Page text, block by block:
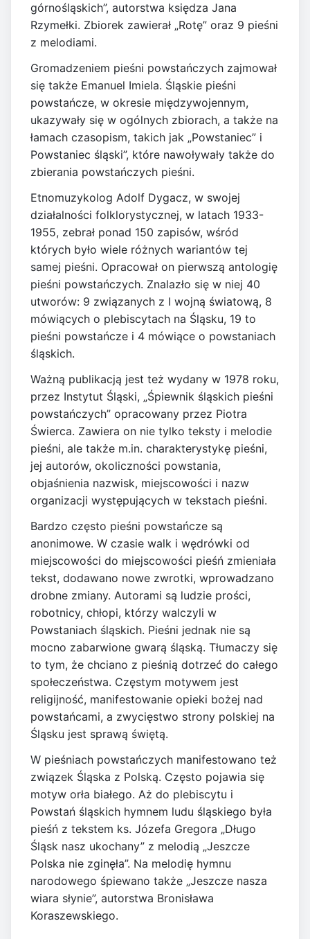
górnośląskich”, autorstwa księdza Jana
Rzymełki. Zbiorek zawierał „Rotę” oraz 9 pieśni
z melodiami.
Gromadzeniem pieśni powstańczych zajmował
się także Emanuel Imiela. Śląskie pieśni
powstańcze, w okresie międzywojennym,
ukazywały się w ogólnych zbiorach, a także na
łamach czasopism, takich jak „Powstaniec” i
Powstaniec śląski”, które nawoływały także do
zbierania powstańczych pieśni.
Etnomuzykolog Adolf Dygacz, w swojej
działalności folklorystycznej, w latach 1933-
1955, zebrał ponad 150 zapisów, wśród
których było wiele różnych wariantów tej
samej pieśni. Opracował on pierwszą antologię
pieśni powstańczych. Znalazło się w niej 40
utworów: 9 związanych z I wojną światową, 8
mówiących o plebiscytach na Śląsku, 19 to
pieśni powstańcze i 4 mówiące o powstaniach
śląskich.
Ważną publikacją jest też wydany w 1978 roku,
przez Instytut Śląski, „Śpiewnik śląskich pieśni
powstańczych” opracowany przez Piotra
Świerca. Zawiera on nie tylko teksty i melodie
pieśni, ale także m.in. charakterystykę pieśni,
jej autorów, okoliczności powstania,
objaśnienia nazwisk, miejscowości i nazw
organizacji występujących w tekstach pieśni.
Bardzo często pieśni powstańcze są
anonimowe. W czasie walk i wędrówki od
miejscowości do miejscowości pieśń zmieniała
tekst, dodawano nowe zwrotki, wprowadzano
drobne zmiany. Autorami są ludzie prości,
robotnicy, chłopi, którzy walczyli w
Powstaniach śląskich. Pieśni jednak nie są
mocno zabarwione gwarą śląską. Tłumaczy się
to tym, że chciano z pieśnią dotrzeć do całego
społeczeństwa. Częstym motywem jest
religijność, manifestowanie opieki bożej nad
powstańcami, a zwycięstwo strony polskiej na
Śląsku jest sprawą świętą.
W pieśniach powstańczych manifestowano też
związek Śląska z Polską. Często pojawia się
motyw orła białego. Aż do plebiscytu i
Powstań śląskich hymnem ludu śląskiego była
pieśń z tekstem ks. Józefa Gregora „Długo
Śląsk nasz ukochany” z melodią „Jeszcze
Polska nie zginęła”. Na melodię hymnu
narodowego śpiewano także „Jeszcze nasza
wiara słynie”, autorstwa Bronisława
Koraszewskiego.